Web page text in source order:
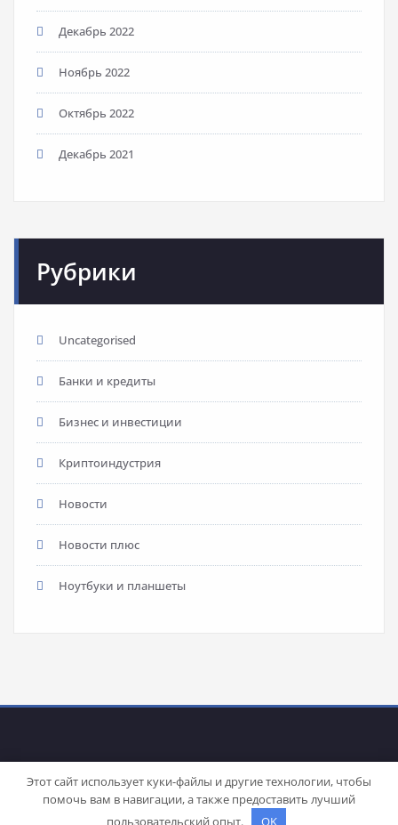
Декабрь 2022
Ноябрь 2022
Октябрь 2022
Декабрь 2021
Рубрики
Uncategorised
Банки и кредиты
Бизнес и инвестиции
Криптоиндустрия
Новости
Новости плюс
Ноутбуки и планшеты
WordPress | Theme: Stacyby SpiceThemes
Этот сайт использует куки-файлы и другие технологии, чтобы
помочь вам в навигации, а также предоставить лучший
пользовательский опыт.
OK